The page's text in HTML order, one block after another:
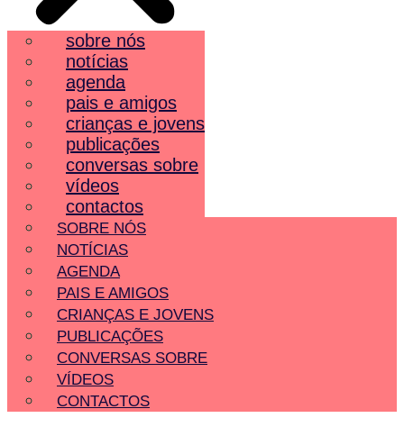
sobre nós
notícias
agenda
pais e amigos
crianças e jovens
publicações
conversas sobre
vídeos
contactos
SOBRE NÓS
NOTÍCIAS
AGENDA
PAIS E AMIGOS
CRIANÇAS E JOVENS
PUBLICAÇÕES
CONVERSAS SOBRE
VÍDEOS
CONTACTOS